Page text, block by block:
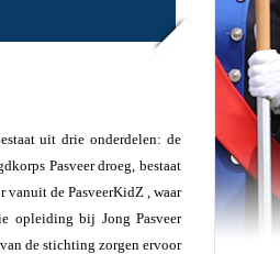
uit drie onderdelen: de
Pasveer droeg, bestaat
de PasveerKidZ , waar
opleiding bij Jong Pasveer
de stichting zorgen ervoor